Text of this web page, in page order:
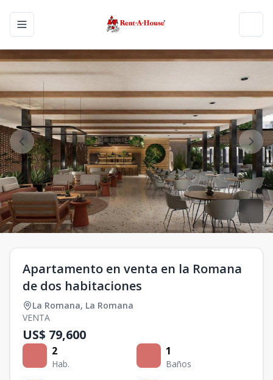
Toggle navigation menu
Apartamento en venta en la Romana
de dos habitaciones
La Romana, La Romana
VENTA
US$ 79,600
2
Hab.
1
Baños